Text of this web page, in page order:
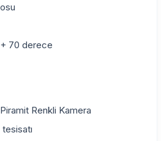
+ 70 derece
Renkli Kamera